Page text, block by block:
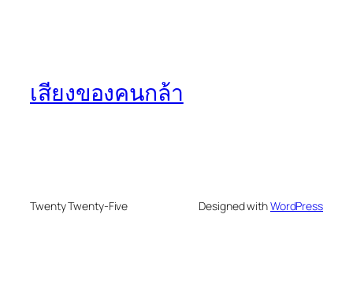
เสียงของคนกล้า
Twenty Twenty-Five Designed withWordPress